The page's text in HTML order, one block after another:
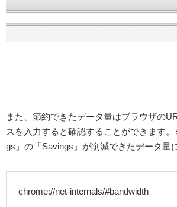
また、節約できたデータ量はブラウザの
スを入力すると確認することができます
gs」の「Savings」が削減できたデータ量
chrome://net-internals/#bandwidth